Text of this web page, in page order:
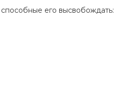
его высвобождать: